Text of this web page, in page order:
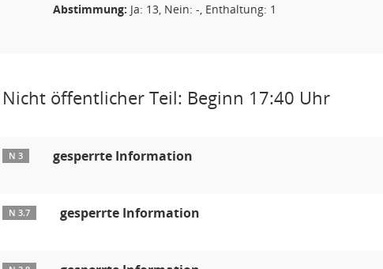
Abstimmung: Ja: 13, Nein: -, Enthaltung: 1
Nicht öffentlicher Teil: Beginn 17:40 Uhr
N 3 gesperrte Information
N 3.7 gesperrte Information